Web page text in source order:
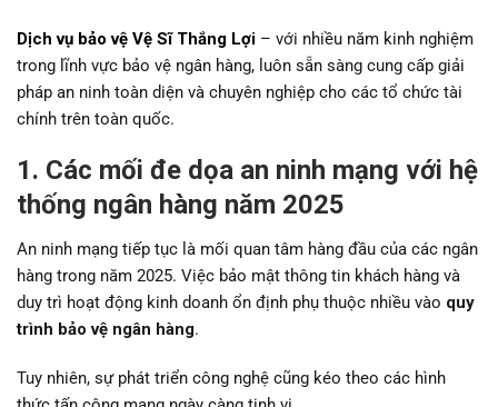
Dịch vụ bảo vệ Vệ Sĩ Thắng Lợi – với nhiều năm kinh nghiệm
trong lĩnh vực bảo vệ ngân hàng, luôn sẵn sàng cung cấp giải
pháp an ninh toàn diện và chuyên nghiệp cho các tổ chức tài
chính trên toàn quốc.
1. Các mối đe dọa an ninh mạng với hệ
thống ngân hàng năm 2025
An ninh mạng tiếp tục là mối quan tâm hàng đầu của các ngân
hàng trong năm 2025. Việc bảo mật thông tin khách hàng và
duy trì hoạt động kinh doanh ổn định phụ thuộc nhiều vào quy
trình bảo vệ ngân hàng.
Tuy nhiên, sự phát triển công nghệ cũng kéo theo các hình